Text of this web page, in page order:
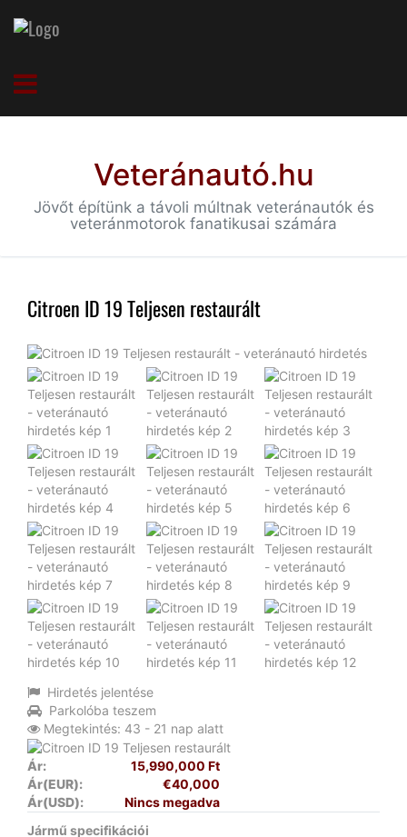
Veteránautó.hu
Jövőt építünk a távoli múltnak veteránautók és
veteránmotorok fanatikusai számára
Citroen ID 19 Teljesen restaurált
Hirdetés jelentése
Parkolóba teszem
Megtekintés: 43 - 21 nap alatt
Ár:
15,990,000 Ft
Ár(EUR):
€40,000
Ár(USD):
Nincs megadva
Jármű specifikációi